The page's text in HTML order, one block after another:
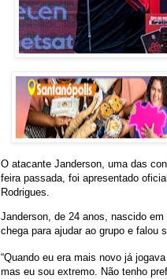
O atacante Janderson, uma das
feira passada, foi apresentado
Rodrigues.
Janderson, de 24 anos, nascido
chega para ajudar ao grupo e falou
“Quando eu era mais novo já
mas eu sou extremo. Não tenho